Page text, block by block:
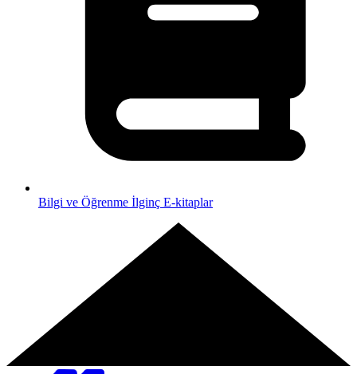
Bilgi ve Öğrenme İlginç E-kitaplar